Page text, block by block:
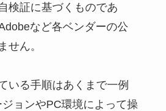
検証に基づくものであ
など各ベンダーの公
せん。
いる手順はあくまで一例
ョンやPC環境によって操